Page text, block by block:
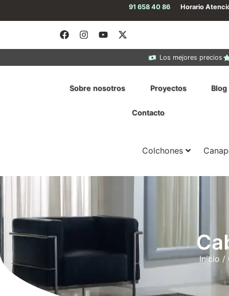
91 658 40 86 Horario
Los mejores precios
Sobre nosotros Proyectos Blog
Contacto
Colchones
Inicio /